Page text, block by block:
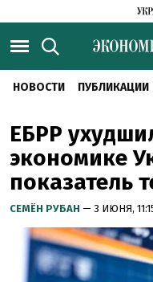
НОВОСТИ ПУБЛИКАЦИИ
ЕБРР
экономике
показатель
СЕМЁН РУБАН — 3 ИЮНЯ,